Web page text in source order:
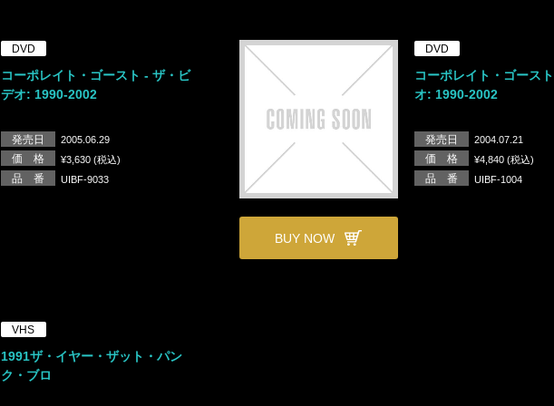
DVD
コーポレイト・ゴースト - ザ・ビ
デオ: 1990-2002
発売日 2005.06.29
価 格 ¥3,630 (税込)
品 番 UIBF-9033
BUY NOW
DVD
コーポレイト・ゴース
オ: 1990-2002
発売日 2004.07.21
価 格 ¥4,840 (税込)
品 番 UIBF-1004
VHS
1991ザ・イヤー・ザット・パン
ク・ブロ